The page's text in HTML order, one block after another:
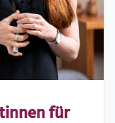
für